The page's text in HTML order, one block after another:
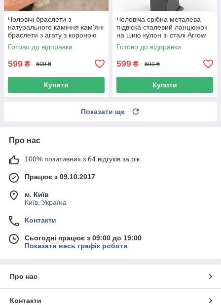
Чоловічі браслети з
натурального каміння кам'яні
браслети з агату з короною
набір
Готово до відправки
599 ₴ 699 ₴
Купити
Чоловіча срібна металева
підвіска сталевий ланцюжок
на шию кулон зі сталі Arrow
Готово до відправки
599 ₴ 699 ₴
Купити
Показати ще
Про нас
100% позитивних з 64 відгуків за рік
Працює з 09.10.2017
м. Київ
Київ, Україна
Контакти
Сьогодні працює з 09:00 до 19:00
Показати весь графік роботи
Про нас
Контакти